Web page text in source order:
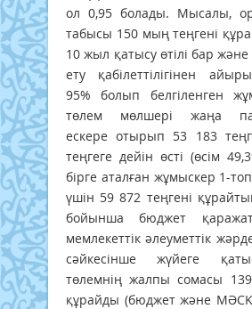
ол 0,95 болады. Мысалы,
табысы 150 мың теңгені
10 жыл қатысу өтілі бар
ету қабілеттілігінен
95% болып белгіленген
төлем мөлшері жаңа
ескере отырып 53 183
теңгеге дейін өсті (өсім
бірге аталған жұмыскер 1-
үшін 59 872 теңгені
бойынша бюджет
мемлекеттік әлеуметтік
сәйкесінше жүйеге
төлемнің жалпы сомасы 139
құрайды (бюджет және